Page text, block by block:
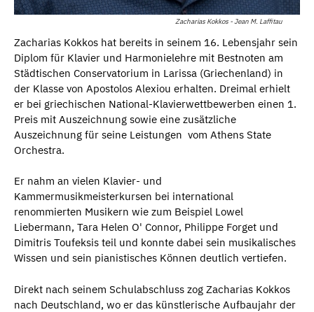
Zacharias Kokkos - Jean M. Laffitau
Zacharias Kokkos hat bereits in seinem 16. Lebensjahr sein
Diplom für Klavier und Harmonielehre mit Bestnoten am
Städtischen Conservatorium in Larissa (Griechenland) in
der Klasse von Apostolos Alexiou erhalten. Dreimal erhielt
er bei griechischen National-Klavierwettbewerben einen 1.
Preis mit Auszeichnung sowie eine zusätzliche
Auszeichnung für seine Leistungen vom Athens State
Orchestra.
Er nahm an vielen Klavier- und
Kammermusikmeisterkursen bei international
renommierten Musikern wie zum Beispiel Lowel
Liebermann, Tara Helen O' Connor, Philippe Forget und
Dimitris Toufeksis teil und konnte dabei sein musikalisches
Wissen und sein pianistisches Können deutlich vertiefen.
Direkt nach seinem Schulabschluss zog Zacharias Kokkos
nach Deutschland, wo er das künstlerische Aufbaujahr der